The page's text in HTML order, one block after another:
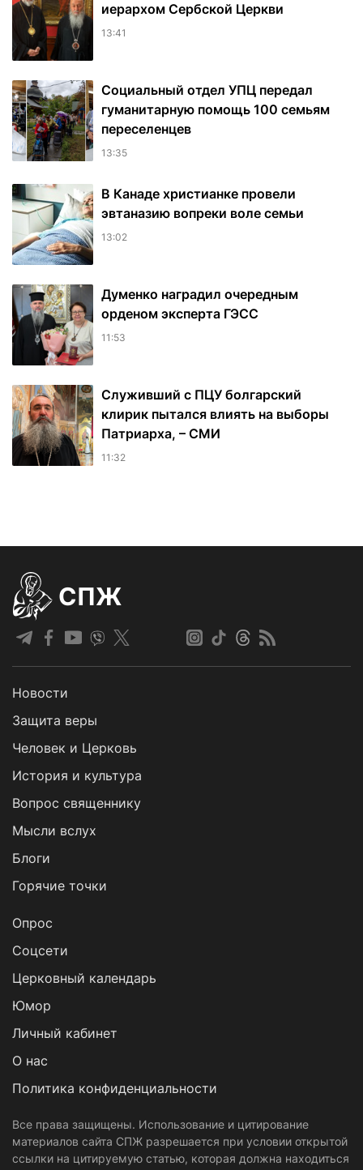
иерархом Сербской Церкви
13:41
Социальный отдел УПЦ передал
гуманитарную помощь 100 семьям
переселенцев
13:35
В Канаде христианке провели
эвтаназию вопреки воле семьи
13:02
Думенко наградил очередным
орденом эксперта ГЭСС
11:53
Служивший с ПЦУ болгарский
клирик пытался влиять на выборы
Патриарха, – СМИ
11:32
СПЖ
Новости
Защита веры
Человек и Церковь
История и культура
Вопрос священнику
Мысли вслух
Блоги
Горячие точки
Опрос
Cоцсети
Церковный календарь
Юмор
Личный кабинет
О нас
Политика конфиденциальности
Все права защищены. Использование и цитирование
материалов сайта СПЖ разрешается при условии открытой
ссылки на цитируемую статью, которая должна находиться